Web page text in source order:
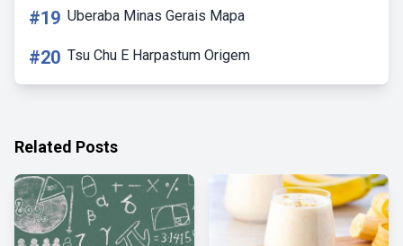
#19 Uberaba Minas Gerais Mapa
#20 Tsu Chu E Harpastum Origem
Related Posts